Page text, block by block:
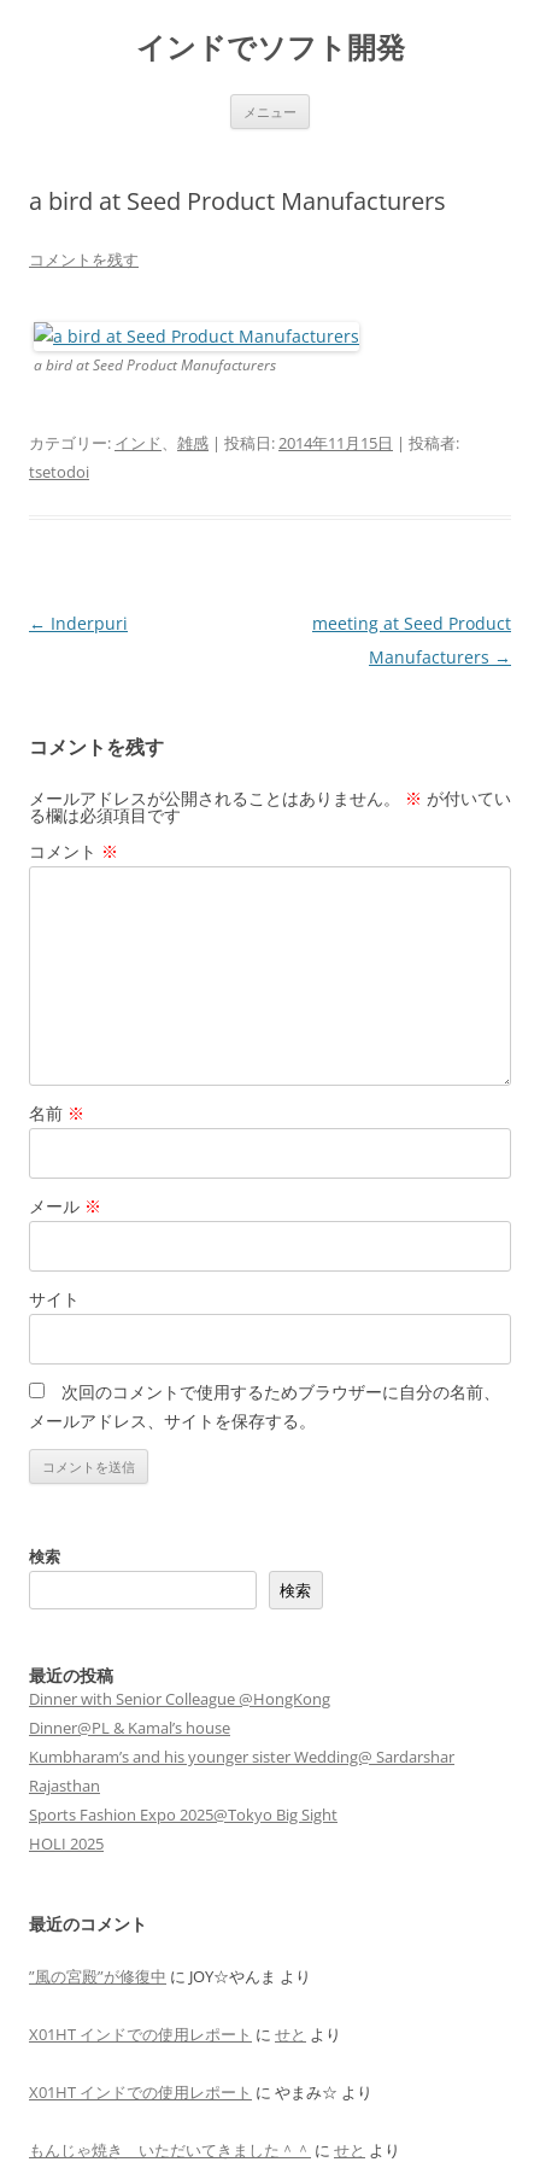
インドでソフト開発
メニュー
ス
a bird at Seed Product Manufacturers
コメントを残す
a bird at Seed Product Manufacturers
カテゴリー: インド、 雑感 | 投稿日:2014年11月15日 | 投稿者:
tsetodoi
投
ゲ
ー
シ
ョ
← Inderpuri
meeting at Seed Product
Manufacturers →
コメントを残す
メールアドレスが公開されることはありません。 ※ が付いてい
る欄は必須項目です
コメント ※
名前 ※
メール ※
サイト
次回のコメントで使用するためブラウザーに自分の名前、
メールアドレス、サイトを保存する。
検索
検索
最近の投稿
Dinner with Senior Colleague @HongKong
Dinner@PL & Kamal’s house
Kumbharam’s and his younger sister Wedding@ Sardarshar
Rajasthan
Sports Fashion Expo 2025@Tokyo Big Sight
HOLI 2025
最近のコメント
”風の宮殿”が修復中 に JOY☆やんま より
X01HT インドでの使用レポート に せと より
X01HT インドでの使用レポート に やまみ☆ より
もんじゃ焼き いただいてきました＾＾ に せと より